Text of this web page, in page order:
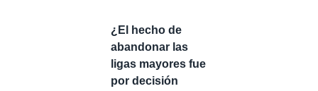
¿El hecho de
abandonar las
ligas mayores fue
por decisión